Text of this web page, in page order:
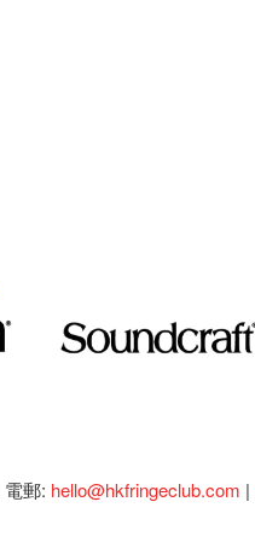
電郵: hello@hkfringeclub.com |